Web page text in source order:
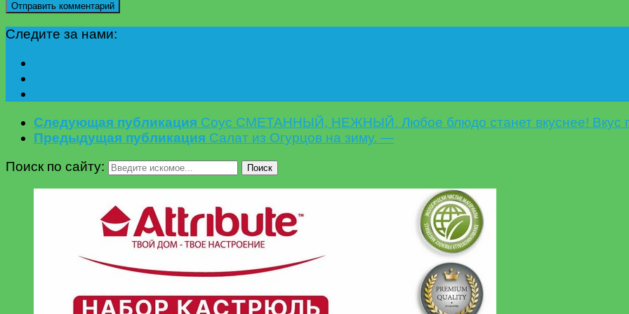
Следите за нами:
Следующая публикация Соус СМЕТАННЫЙ, НЕЖНЫЙ. Любое блюдо станет вкуснее! Вкус
Предыдущая публикация Салат из Огурцов на зиму. —
Поиск по сайту:
Поиск